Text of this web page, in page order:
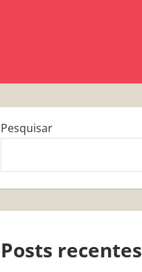
Pesquisar
Posts recentes